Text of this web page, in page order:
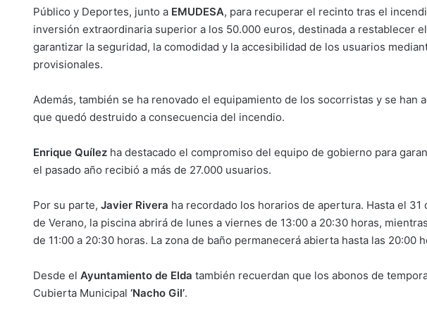
Público y Deportes, junto a EMUDESA, para recuperar el recinto tras el
inversión extraordinaria superior a los 50.000 euros, destinada a restablecer
garantizar la seguridad, la comodidad y la accesibilidad de los usuarios
provisionales.
Además, también se ha renovado el equipamiento de los socorristas y se han
que quedó destruido a consecuencia del incendio.
Enrique Quílez ha destacado el compromiso del equipo de gobierno para
el pasado año recibió a más de 27.000 usuarios.
Por su parte, Javier Rivera ha recordado los horarios de apertura. Hasta el
de Verano, la piscina abrirá de lunes a viernes de 13:00 a 20:30 horas,
de 11:00 a 20:30 horas. La zona de baño permanecerá abierta hasta las 20:00
Desde el Ayuntamiento de Elda también recuerdan que los abonos de
Cubierta Municipal ‘Nacho Gil’.